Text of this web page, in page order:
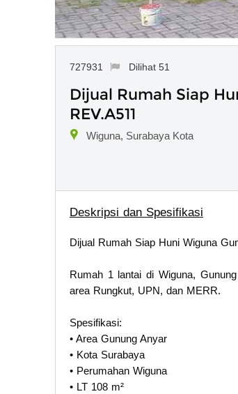
727931 Dilihat 51
Dijual Rumah Siap
REV.A511
Wiguna, Surabaya Kota
Deskripsi dan Spesifikasi
Dijual Rumah Siap Huni Wiguna
Rumah 1 lantai di Wiguna,
area Rungkut, UPN, dan MERR.
Spesifikasi:
• Area Gunung Anyar
• Kota Surabaya
• Perumahan Wiguna
• LT 108 m²